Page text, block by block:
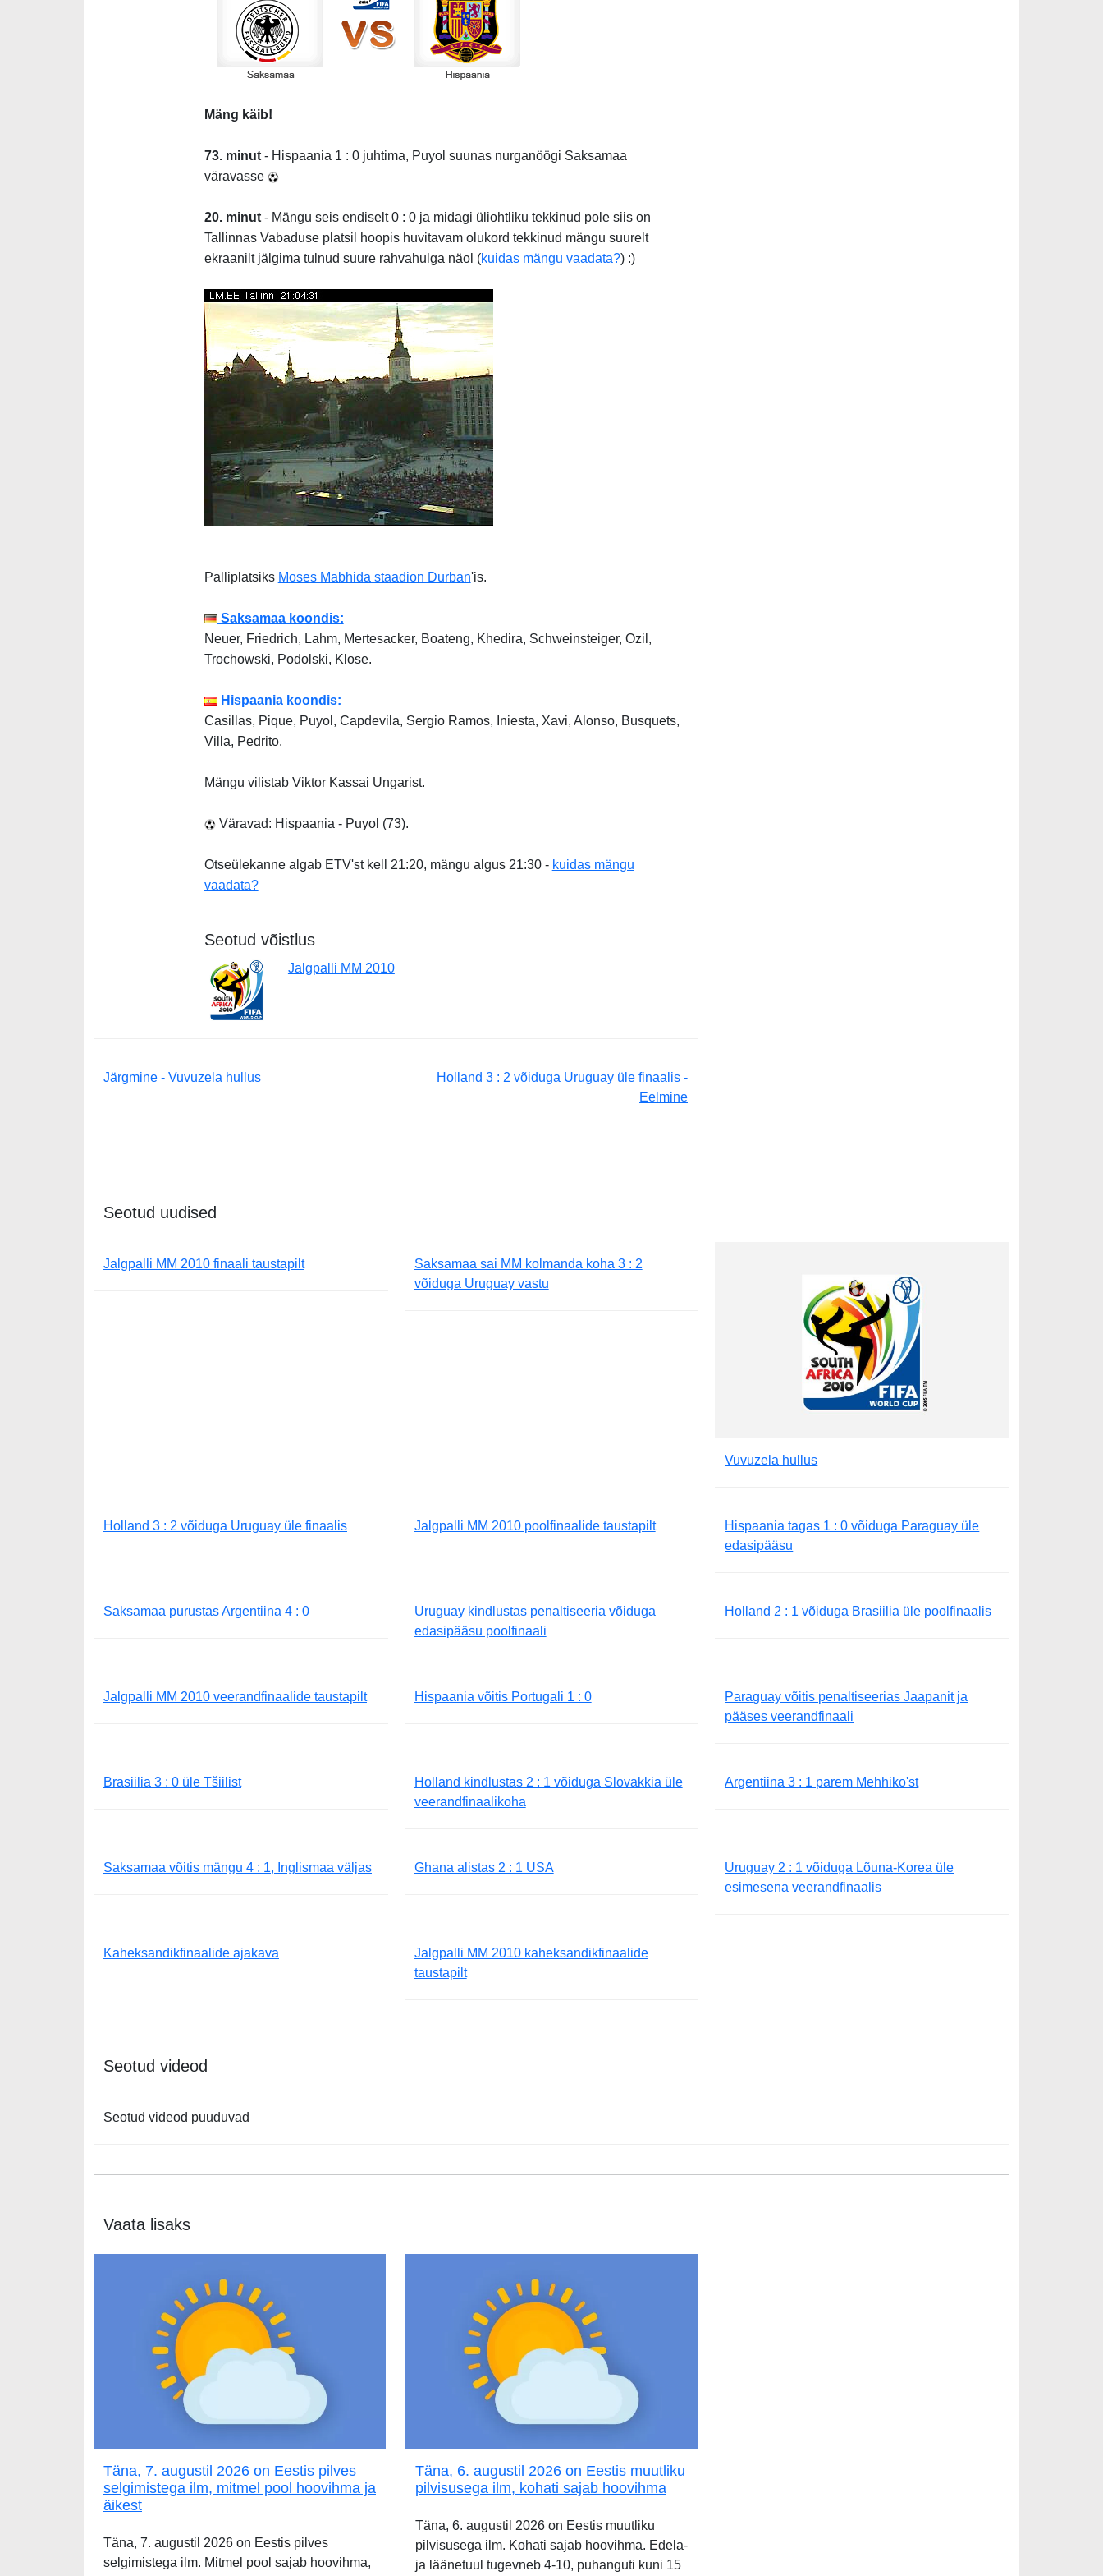
Mäng käib!
73. minut- Hispaania 1 : 0 juhtima, Puyol suunas nurganöögi Saksamaa
väravasse
20. minut- Mängu seis endiselt 0 : 0 ja midagi üliohtliku tekkinud pole siis on
Tallinnas Vabaduse platsil hoopis huvitavam olukord tekkinud mängu suurelt
ekraanilt jälgima tulnud suure rahvahulga näol (kuidas mängu vaadata?) :)
Palliplatsiks Moses Mabhida staadion Durban'is.
Saksamaa koondis:
Neuer, Friedrich, Lahm, Mertesacker, Boateng, Khedira, Schweinsteiger, Ozil,
Trochowski, Podolski, Klose.
Hispaania koondis:
Casillas, Pique, Puyol, Capdevila, Sergio Ramos, Iniesta, Xavi, Alonso, Busquets,
Villa, Pedrito.
Mängu vilistab Viktor Kassai Ungarist.
Väravad: Hispaania - Puyol (73).
Otseülekanne algab ETV'st kell 21:20, mängu algus 21:30 - kuidas mängu
vaadata?
Seotud võistlus
Jalgpalli MM 2010
Järgmine - Vuvuzela hullus
Holland 3 : 2 võiduga Uruguay üle finaalis -
Eelmine
Seotud uudised
Jalgpalli MM 2010 finaali taustapilt
Saksamaa sai MM kolmanda koha 3 : 2
võiduga Uruguay vastu
Vuvuzela hullus
Holland 3 : 2 võiduga Uruguay üle finaalis Jalgpalli MM 2010 poolfinaalide taustapilt
Hispaania tagas 1 : 0 võiduga Paraguay üle
edasipääsu
Saksamaa purustas Argentiina 4 : 0
Uruguay kindlustas penaltiseeria võiduga
edasipääsu poolfinaali
Holland 2 : 1 võiduga Brasiilia üle poolfinaalis
Jalgpalli MM 2010 veerandfinaalide taustapilt Hispaania võitis Portugali 1 : 0
Paraguay võitis penaltiseerias Jaapanit ja
pääses veerandfinaali
Brasiilia 3 : 0 üle Tšiilist
Holland kindlustas 2 : 1 võiduga Slovakkia üle
veerandfinaalikoha
Argentiina 3 : 1 parem Mehhiko'st
Saksamaa võitis mängu 4 : 1, Inglismaa väljas Ghana alistas 2 : 1 USA
Uruguay 2 : 1 võiduga Lõuna-Korea üle
esimesena veerandfinaalis
Kaheksandikfinaalide ajakava
Jalgpalli MM 2010 kaheksandikfinaalide
taustapilt
Seotud videod
Seotud videod puuduvad
Vaata lisaks
Täna, 7. augustil 2026 on Eestis pilves
selgimistega ilm, mitmel pool hoovihma ja
äikest
Täna, 7. augustil 2026 on Eestis pilves
selgimistega ilm. Mitmel pool sajab hoovihma,
Täna, 6. augustil 2026 on Eestis muutliku
pilvisusega ilm, kohati sajab hoovihma
Täna, 6. augustil 2026 on Eestis muutliku
pilvisusega ilm. Kohati sajab hoovihma. Edela-
ja läänetuul tugevneb 4-10, puhanguti kuni 15